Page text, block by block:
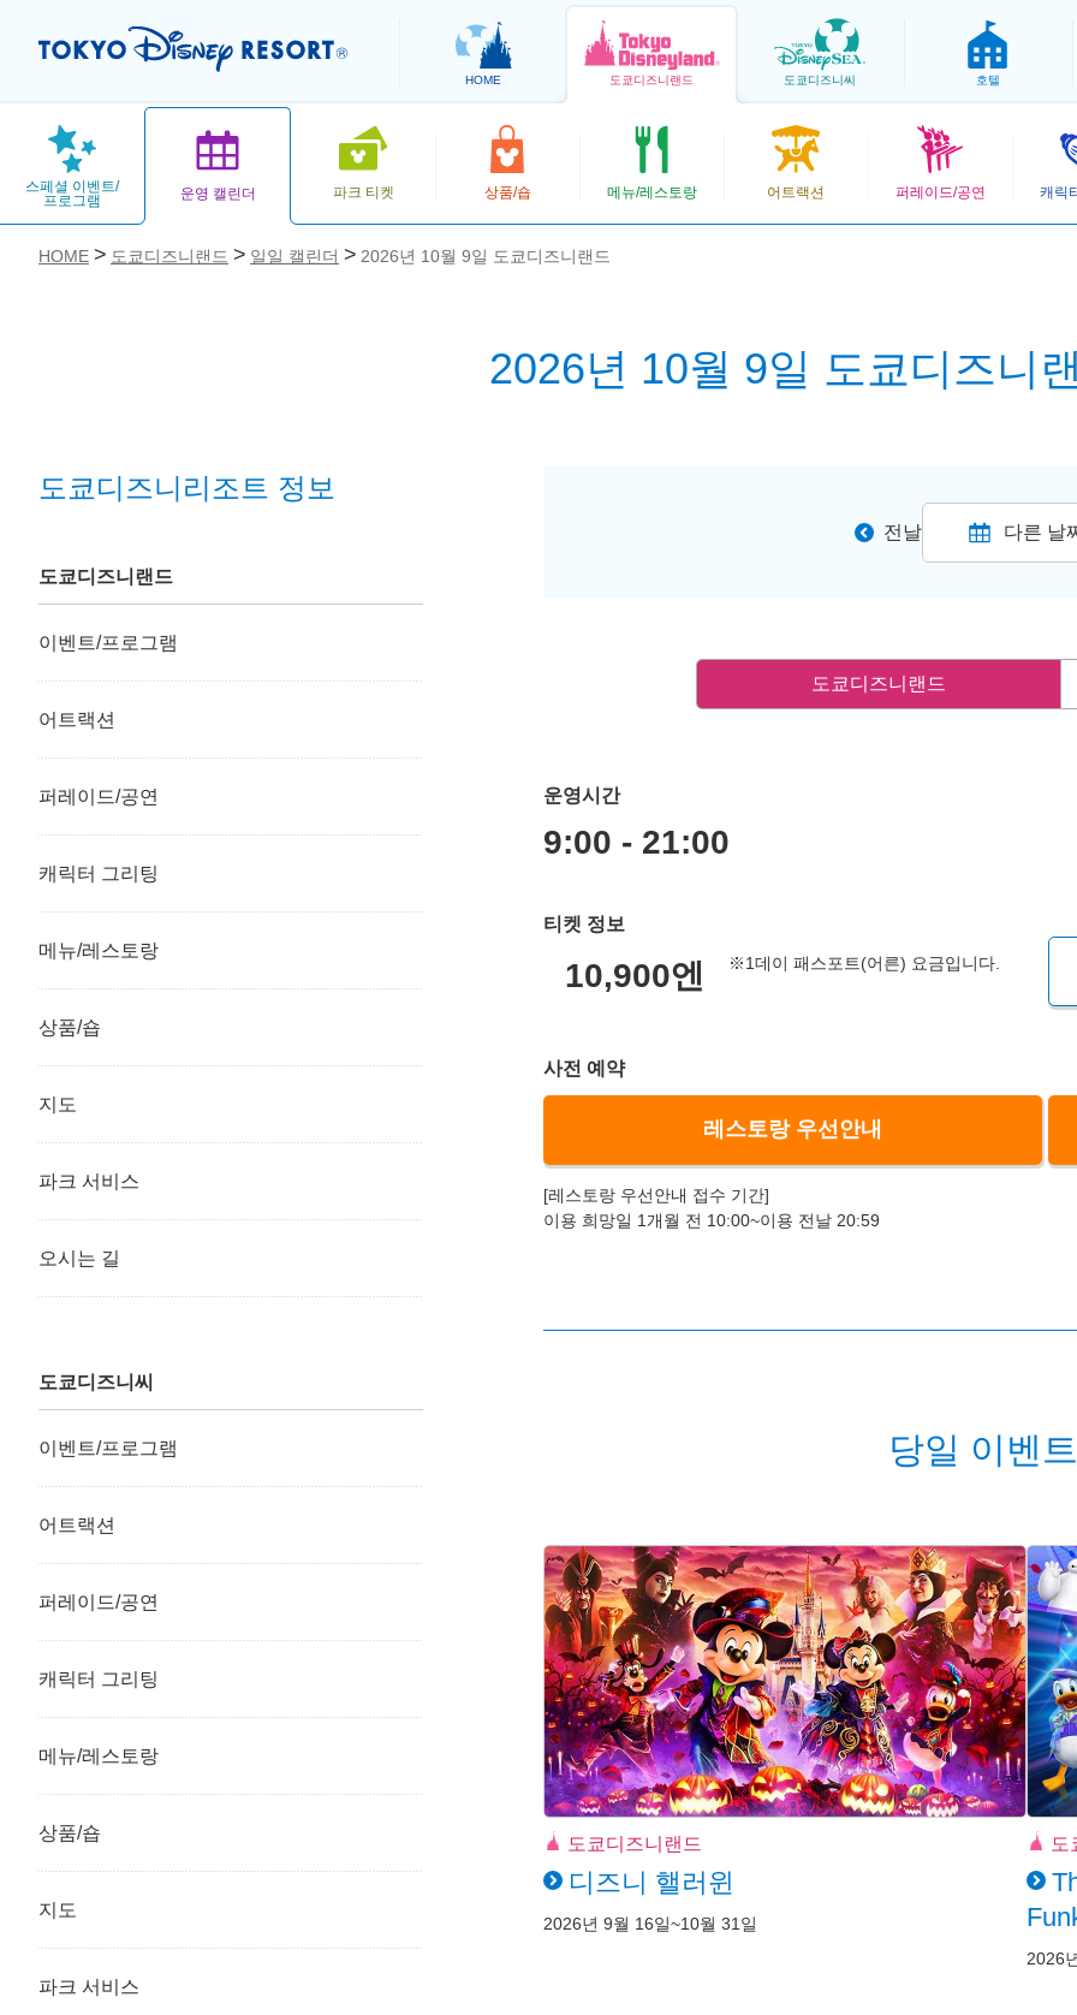
HOME 도쿄디즈니랜드 도쿄디즈니씨 호텔
스페셜 이벤트/
프로그램
운영 캘린더 파크 티켓 상품/숍 메뉴/레스토랑 어트랙션 퍼레이드/공연 캐릭
HOME 도쿄디즈니랜드 일일 캘린더 2026년 10월 9일 도쿄디즈니랜드
2026년 10월 9일 도쿄디즈니
전날 다른 날
도쿄디즈니랜드
운영시간
9:00 - 21:00
티켓 정보
10,900엔 ※1데이 패스포트(어른) 요금입니다.
사전 예약
레스토랑 우선안내
[레스토랑 우선안내 접수 기간]
이용 희망일 1개월 전 10:00~이용 전날 20:59
당일 이벤
도쿄디즈니랜드
디즈니 핼러윈
2026년 9월 16일~10월 31일
도
2026
도쿄디즈니리조트 정보
도쿄디즈니랜드
이벤트/프로그램
어트랙션
퍼레이드/공연
캐릭터 그리팅
메뉴/레스토랑
상품/숍
지도
파크 서비스
오시는 길
도쿄디즈니씨
이벤트/프로그램
어트랙션
퍼레이드/공연
캐릭터 그리팅
메뉴/레스토랑
상품/숍
지도
파크 서비스